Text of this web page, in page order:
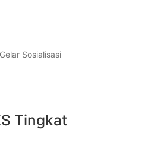
Sosialisasi
Tingkat